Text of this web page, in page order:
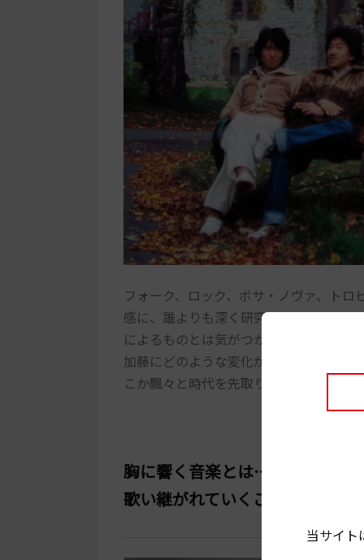
フォーク、ロック、ボサ・ノヴァ、ト
感に、誰よりも深く研究し取り入れて
によるものとは気がつかないかもしれ
加藤にどのような変化があったのかを
こか飄々と時代を先取りしていた天才
胸に響く音楽とは……
歌い継がれていくことで時代を
当サイト